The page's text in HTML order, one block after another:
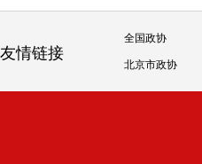
友情链接
全国政协
北京市政协